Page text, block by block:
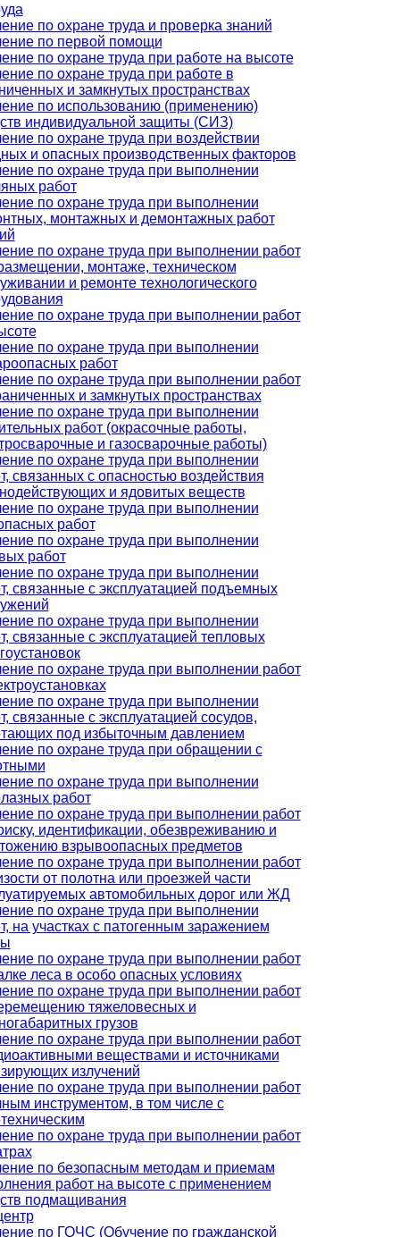
по охране труда и проверка знаний
по первой помощи
по охране труда при работе на высоте
по охране труда при работе в
и замкнутых пространствах
по использованию (применению)
индивидуальной защиты (СИЗ)
по охране труда при воздействии
и опасных производственных факторов
по охране труда при выполнении
работ
по охране труда при выполнении
монтажных и демонтажных работ
по охране труда при выполнении работ
монтаже, техническом
и ремонте технологического
по охране труда при выполнении работ
по охране труда при выполнении
работ
по охране труда при выполнении работ
и замкнутых пространствах
по охране труда при выполнении
работ (окрасочные работы,
и газосварочные работы)
по охране труда при выполнении
связанных с опасностью воздействия
и ядовитых веществ
по охране труда при выполнении
работ
по охране труда при выполнении
работ
по охране труда при выполнении
связанные с эксплуатацией подъемных
по охране труда при выполнении
связанные с эксплуатацией тепловых
по охране труда при выполнении работ
по охране труда при выполнении
связанные с эксплуатацией сосудов,
под избыточным давлением
по охране труда при обращении с
по охране труда при выполнении
работ
по охране труда при выполнении работ
идентификации, обезвреживанию и
взрывоопасных предметов
по охране труда при выполнении работ
от полотна или проезжей части
автомобильных дорог или ЖД
по охране труда при выполнении
на участках с патогенным заражением
по охране труда при выполнении работ
леса в особо опасных условиях
по охране труда при выполнении работ
тяжеловесных и
грузов
по охране труда при выполнении работ
веществами и источниками
излучений
по охране труда при выполнении работ
инструментом, в том числе с
по охране труда при выполнении работ
по безопасным методам и приемам
работ на высоте с применением
подмащивания
по ГОЧС (Обучение по гражданской